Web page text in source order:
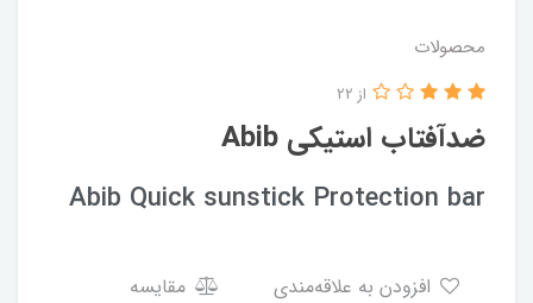
محصولات
ضدآفتاب استیکی Abib
از 22
Abib Quick sunstick Protection bar
مقایسه